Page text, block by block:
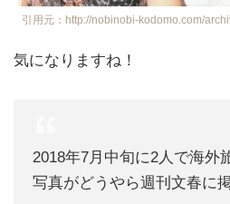
引用元：http://nobinobi-kodomo.com/
気になりますね！
2018年7月中旬に2人で海外
写真がどうやら週刊文春に